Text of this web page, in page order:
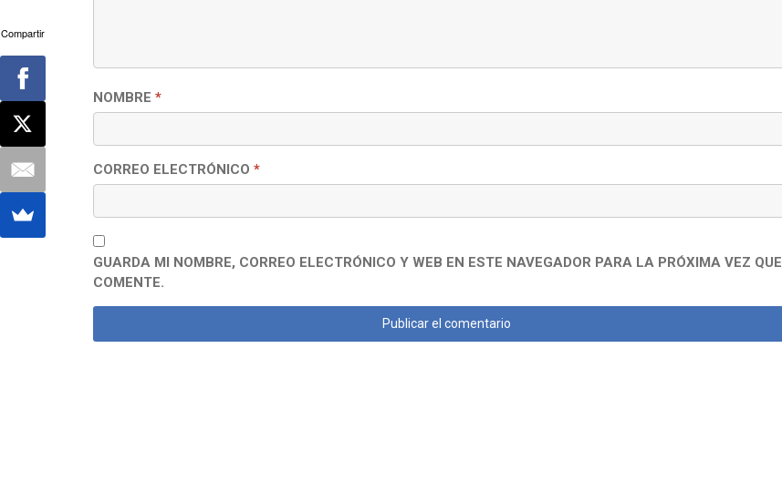
NOMBRE *
CORREO ELECTRÓNICO *
GUARDA MI NOMBRE, CORREO ELECTRÓNICO Y WEB EN ESTE NAVEGADOR PARA LA PRÓXIMA VEZ QUE
COMENTE.
Compartir